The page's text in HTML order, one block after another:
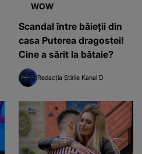
WOW
Scandal între băieții din
casa Puterea dragostei!
Cine a sărit la bătaie?
Redacția Știrile Kanal D